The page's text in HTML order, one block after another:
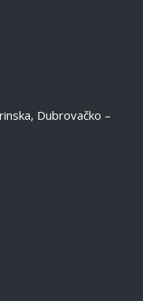
Dubrovačko –